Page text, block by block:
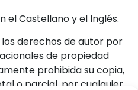
el Castellano y el Inglés.
derechos de autor por
de propiedad
prohibida su copia,
o parcial, por cualquier